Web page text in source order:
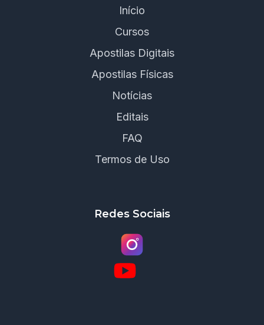
Início
Cursos
Apostilas Digitais
Apostilas Físicas
Notícias
Editais
FAQ
Termos de Uso
Redes Sociais